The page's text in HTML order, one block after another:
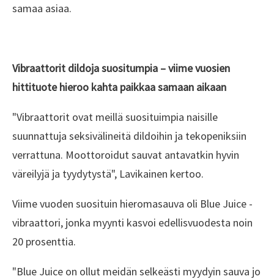
samaa asiaa.
Vibraattorit dildoja suositumpia – viime vuosien
hittituote hieroo kahta paikkaa samaan aikaan
"Vibraattorit ovat meillä suosituimpia naisille
suunnattuja seksivälineitä dildoihin ja tekopeniksiin
verrattuna. Moottoroidut sauvat antavatkin hyvin
väreilyjä ja tyydytystä", Lavikainen kertoo.
Viime vuoden suosituin hieromasauva oli Blue Juice -
vibraattori, jonka myynti kasvoi edellisvuodesta noin
20 prosenttia.
"Blue Juice on ollut meidän selkeästi myydyin sauva jo